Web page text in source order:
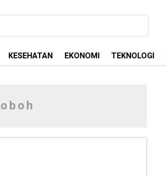
KESEHATAN EKONOMI TEKNOLOGI